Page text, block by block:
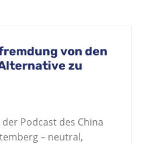
von den
zu
Podcast des China
– neutral,